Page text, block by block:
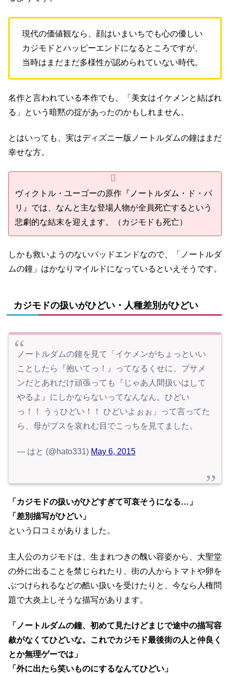
現代の価値観なら、顔はいまいちでも心の優しい
カジモドとハッピーエンドになるところですが、
当時はまだまだ多様性が認められていない時代。
名作と言われている本作でも、「美女はイケメンと結ばれ
る」という暗黙の掟があったのかもしれません。
とはいっても、実はディズニー版ノートルダムの鐘はまだ
幸せな方。
ヴィクトル・ユーゴーの原作『ノートルダム・ド・パ
リ』では、なんと主な登場人物が全員死亡するという
悲劇的な結末を迎えます。（カジモドも死亡）
しかも救いようのないバッドエンドなので、「ノートルダ
ムの鐘」はかなりマイルドになっているといえそうです。
カジモドの扱いがひどい・人種差別がひどい
ノートルダムの鐘を見て「イケメンがちょっといい
ことしたら『抱いてっ！』ってなるくせに、ブサメ
ンだとあれだけ頑張っても『じゃあ人間扱いはして
やるよ』にしかならないってなんなん。ひどい
っ！！ うぅひどい！！ ひどいよぉぉ」って言ってた
ら、母がブスを哀れむ目でこっちを見てました。
— はと (@hato331) May 6, 2015
「カジモドの扱いがひどすぎて可哀そうになる…」
「差別描写がひどい」
という口コミがありました。
主人公のカジモドは、生まれつきの醜い容姿から、大聖堂
の外に出ることを禁じられたり、街の人からトマトや卵を
ぶつけられるなどの酷い扱いを受けたりと、今なら人権問
題で大炎上しそうな描写があります。
「ノートルダムの鐘、初めて見たけどまじで途中の描写容
赦がなくてひどいな。これでカジモド最後街の人と仲良く
とか無理ゲーでは」
「外に出たら笑いものにするなんてひどい」